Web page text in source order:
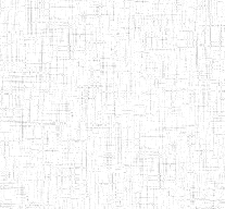
27/08/2015 ENIEG